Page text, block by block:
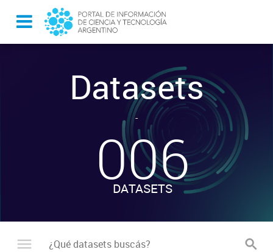
Datasets
-
006
DATASETS